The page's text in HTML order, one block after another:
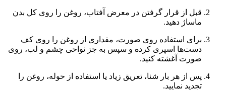
قبل از قرار گرفتن در معرض آفتاب، روغن را روی کل بدن
ماساژ دهید.
برای استفاده روی صورت، مقداری از روغن را روی کف
دست‌ها اسپری کرده و سپس به جز نواحی چشم و لب، روی
صورت آغشته کنید.
پس از هر بار شنا، تعریق زیاد یا استفاده از حوله، روغن را
تجدید نمایید.